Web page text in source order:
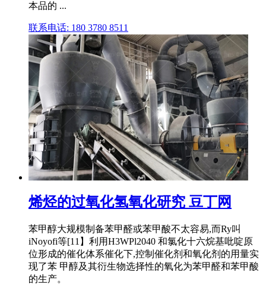
本品的 ...
联系电话: 180 3780 8511
烯烃的过氧化氢氧化研究 豆丁网
苯甲醇大规模制备苯甲醛或苯甲酸不太容易,而Ry叫
iNoyofi等[11】利用H3WPl2040 和氯化十六烷基吡啶原
位形成的催化体系催化下,控制催化剂和氧化剂的用量实
现了苯 甲醇及其衍生物选择性的氧化为苯甲醛和苯甲酸
的生产。